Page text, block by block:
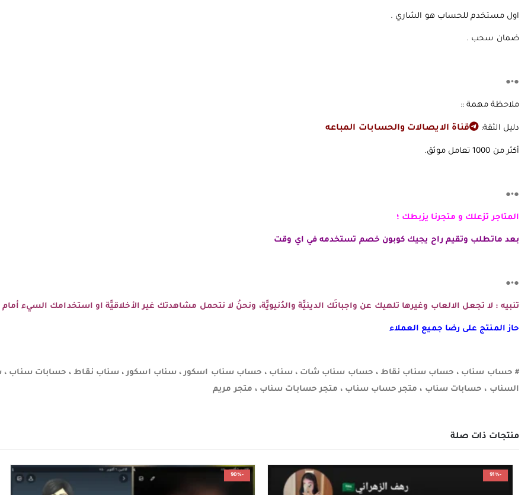
️️️اول مستخدم للحساب هو الشاري .
️️️ضمان سحب .
●•●
ملاحظة مهمة ::
دليل الثقة: قناة الايصالات والحسابات المباعه
أكثر من 1000 تعامل موثق.
●•●
المتاجر تزعلك و متجرنا يزبطك ؛
بعد ماتطلب وتقيم راح يجيك كوبون خصم تستخدمه في اي وقت
●•●
تنبيه : لا تجعل الالعاب وغيرها تلهيك عن واجباتَك الدينيَّة والدُنيويَّة، ونحنُ لا نتحمل مشاهدتك غير الأخلاقيَّة او استخدامك السيء أمام
حاز المنتج على رضا جميع العملاء
# حساب سناب ، حساب سناب نقاط ، حساب سناب شات ، سناب ، حساب سناب اسكور ، سناب اسكور ، سناب نقاط ، حسابات سناب ،
السناب ، حسابات سناب ، متجر حساب سناب ، متجر حسابات سناب ، متجر مريم
منتجات ذات صلة
-91%
-90%